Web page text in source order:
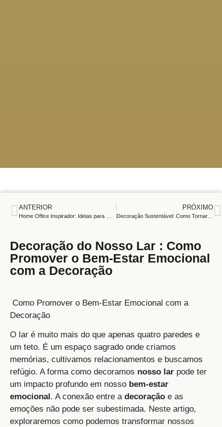
ANTERIOR PRÓXIMO
Decoração Sustentável: Como Tornar Sua Casa um Espaço Eco-Friendly
Decoração do Nosso Lar : Como
Promover o Bem-Estar Emocional
com a Decoração
Como Promover o Bem-Estar Emocional com a
Decoração
O lar é muito mais do que apenas quatro paredes e
um teto. É um espaço sagrado onde criamos
memórias, cultivamos relacionamentos e buscamos
refúgio. A forma como decoramos nosso lar pode ter
um impacto profundo em nosso bem-estar
emocional . A conexão entre a decoração e as
emoções não pode ser subestimada. Neste artigo,
exploraremos como podemos transformar nossos